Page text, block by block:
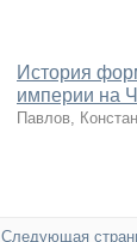
История
империи на
Павлов,
Следующая